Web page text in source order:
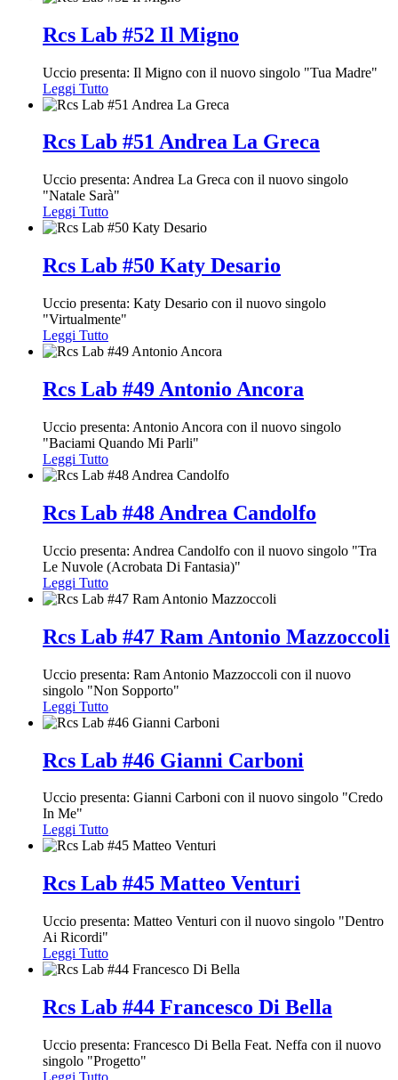
Rcs Lab #52 Il Migno
Uccio presenta: Il Migno con il nuovo singolo "Tua Madre"
Leggi Tutto
Rcs Lab #51 Andrea La Greca
Uccio presenta: Andrea La Greca con il nuovo singolo
"Natale Sarà"
Leggi Tutto
Rcs Lab #50 Katy Desario
Uccio presenta: Katy Desario con il nuovo singolo
"Virtualmente"
Leggi Tutto
Rcs Lab #49 Antonio Ancora
Uccio presenta: Antonio Ancora con il nuovo singolo
"Baciami Quando Mi Parli"
Leggi Tutto
Rcs Lab #48 Andrea Candolfo
Uccio presenta: Andrea Candolfo con il nuovo singolo "Tra
Le Nuvole (Acrobata Di Fantasia)"
Leggi Tutto
Rcs Lab #47 Ram Antonio Mazzoccoli
Uccio presenta: Ram Antonio Mazzoccoli con il nuovo
singolo "Non Sopporto"
Leggi Tutto
Rcs Lab #46 Gianni Carboni
Uccio presenta: Gianni Carboni con il nuovo singolo "Credo
In Me"
Leggi Tutto
Rcs Lab #45 Matteo Venturi
Uccio presenta: Matteo Venturi con il nuovo singolo "Dentro
Ai Ricordi"
Leggi Tutto
Rcs Lab #44 Francesco Di Bella
Uccio presenta: Francesco Di Bella Feat. Neffa con il nuovo
singolo "Progetto"
Leggi Tutto